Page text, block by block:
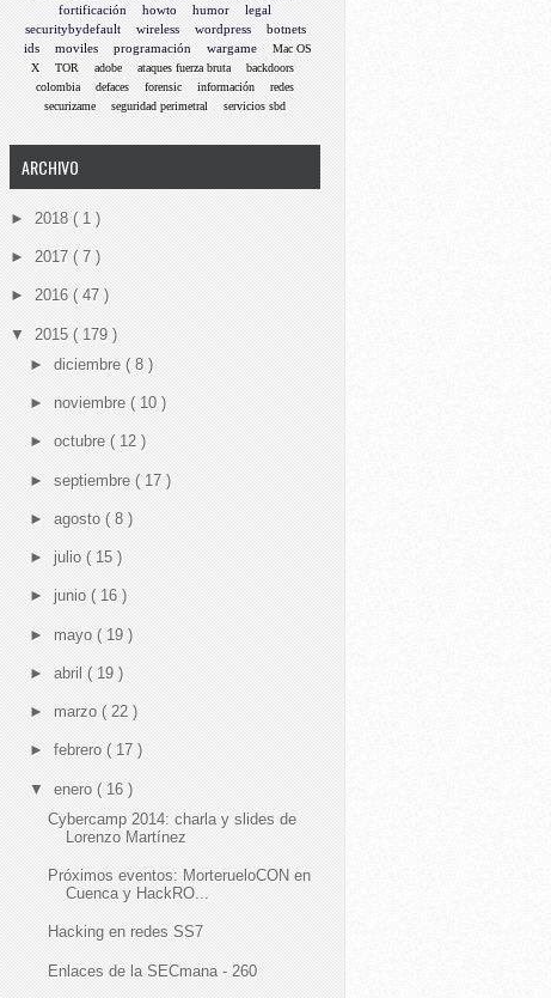
fortificación
howto humor
legal
securitybydefault
wireless wordpress
botnets
ids
moviles programación wargame
Mac OS
X
TOR adobe ataques fuerza bruta
backdoors
colombia
defaces forensic información
redes
securizame
seguridad perimetral servicios sbd
ARCHIVO
► 2018 ( 1 )
► 2017 ( 7 )
► 2016 ( 47 )
▼ 2015 ( 179 )
► diciembre ( 8 )
► noviembre ( 10 )
► octubre ( 12 )
► septiembre ( 17 )
► agosto ( 8 )
► julio ( 15 )
► junio ( 16 )
► mayo ( 19 )
► abril ( 19 )
► marzo ( 22 )
► febrero ( 17 )
▼ enero ( 16 )
Cybercamp 2014: charla y slides de
Lorenzo Martínez
Próximos eventos: MorterueloCON en
Cuenca y HackRO...
Hacking en redes SS7
Enlaces de la SECmana - 260